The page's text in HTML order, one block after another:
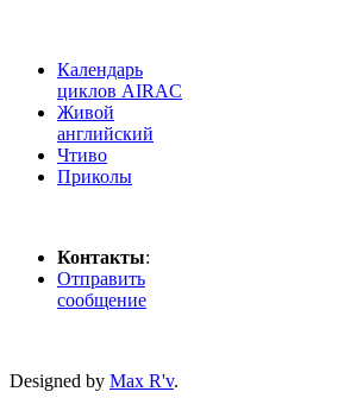
Календарь
циклов AIRAC
Живой
английский
Чтиво
Приколы
Контакты:
Отправить
сообщение
Designed by Max R'v.